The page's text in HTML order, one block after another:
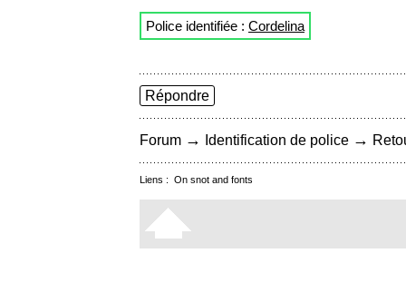
Police identifiée : Cordelina
Répondre
Forum → Identification de police →
Liens : On snot and fonts